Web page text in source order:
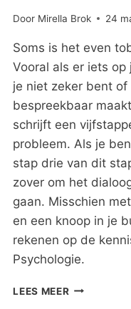
Door Mirella Brok 24
Soms is het even
Vooral als er iets
je niet zeker bent
bespreekbaar
schrijft een
probleem. Als je
stap drie van dit
zover om het
gaan. Misschien
en een knoop in je
rekenen op de
Psychologie.
LEES MEERHET